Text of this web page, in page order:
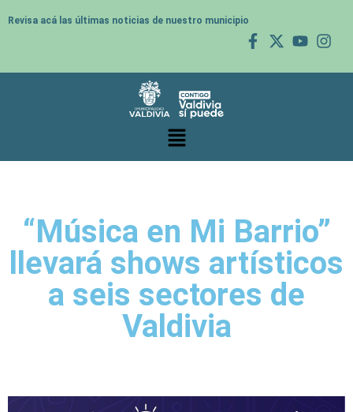
Revisa acá las últimas noticias de nuestro municipio
“Música en Mi Barrio”
llevará shows artísticos
a seis sectores de
Valdivia